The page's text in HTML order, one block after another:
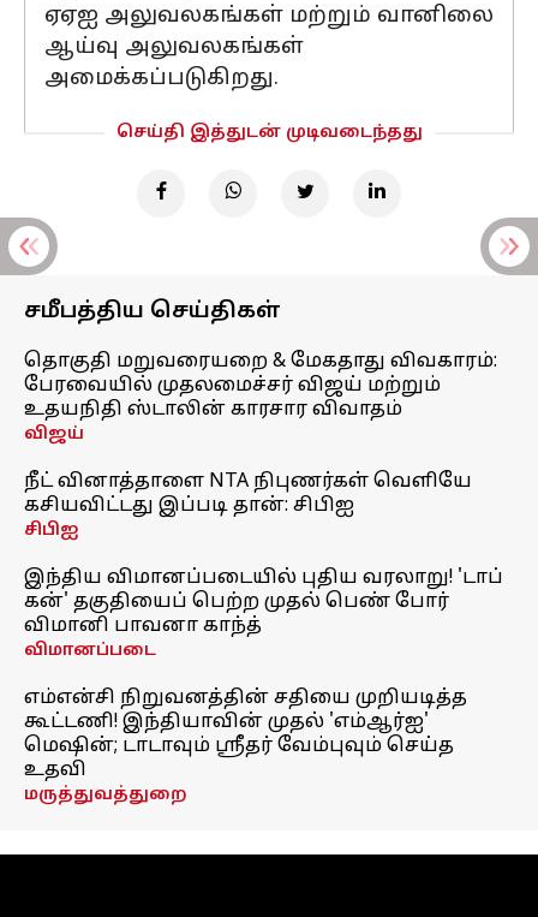
ஏஏஐ அலுவலகங்கள் மற்றும் வானிலை
ஆய்வு அலுவலகங்கள்
அமைக்கப்படுகிறது.
செய்தி இத்துடன் முடிவடைந்தது
சமீபத்திய செய்திகள்
தொகுதி மறுவரையறை & மேகதாது விவகாரம்:
பேரவையில் முதலமைச்சர் விஜய் மற்றும்
உதயநிதி ஸ்டாலின் காரசார விவாதம்
விஜய்
நீட் வினாத்தாளை NTA நிபுணர்கள் வெளியே
கசியவிட்டது இப்படி தான்: சிபிஐ
சிபிஐ
இந்திய விமானப்படையில் புதிய வரலாறு! 'டாப்
கன்' தகுதியைப் பெற்ற முதல் பெண் போர்
விமானி பாவனா காந்த்
விமானப்படை
எம்என்சி நிறுவனத்தின் சதியை முறியடித்த
கூட்டணி! இந்தியாவின் முதல் 'எம்ஆர்ஐ'
மெஷின்; டாடாவும் ஸ்ரீதர் வேம்புவும் செய்த
உதவி
மருத்துவத்துறை